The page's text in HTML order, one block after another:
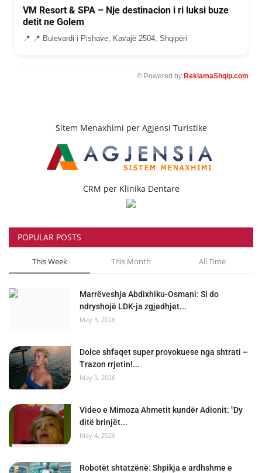
VM Resort & SPA – Nje destinacion i ri luksi buze
detit ne Golem
📍 📍 Bulevardi i Pishave, Kavajë 2504, Shqipëri
© Powered by ReklamaShqip.com
Sitem Menaxhimi per Agjensi Turistike
CRM per Klinika Dentare
POPULAR POSTS
This Week This Month All Time
Marrëveshja Abdixhiku-Osmani: Si do
ndryshojë LDK-ja zgjedhjet...
May 3, 2026
Dolce shfaqet super provokuese nga shtrati –
Trazon rrjetin!...
May 3, 2026
Video e Mimoza Ahmetit kundër Adionit: "Dy
ditë brinjët...
May 4, 2026
Robotët shtatzënë: Shpikja e ardhshme e